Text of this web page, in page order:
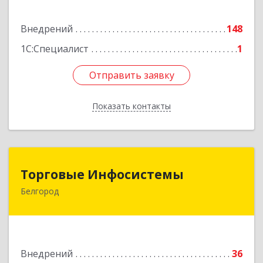
Внедрений
148
1С:Специалист
1
Отправить заявку
Показать контакты
Отправить заявку
Назад
Торговые Инфосистемы
Белгород
Внедрений
36
Торговые Инфосистемы